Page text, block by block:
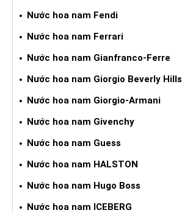
Nước hoa nam Fendi
Nước hoa nam Ferrari
Nước hoa nam Gianfranco-Ferre
Nước hoa nam Giorgio Beverly Hills
Nước hoa nam Giorgio-Armani
Nước hoa nam Givenchy
Nước hoa nam Guess
Nước hoa nam HALSTON
Nước hoa nam Hugo Boss
Nước hoa nam ICEBERG